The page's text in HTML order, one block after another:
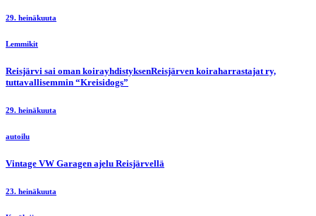
29. heinäkuuta
Lemmikit
Reisjärvi sai oman koirayhdistyksenReisjärven koiraharrastajat ry,
tuttavallisemmin “Kreisidogs”
29. heinäkuuta
autoilu
Vintage VW Garagen ajelu Reisjärvellä
23. heinäkuuta